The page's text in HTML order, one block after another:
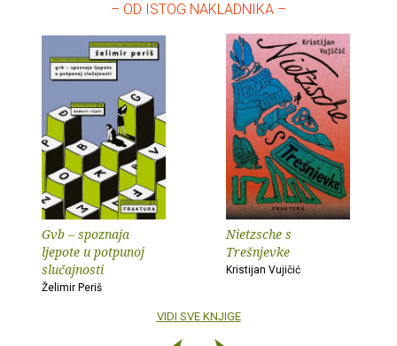
– OD ISTOG NAKLADNIKA –
Gvb – spoznaja
ljepote u potpunoj
slučajnosti
Želimir Periš
Nietzsche s
Trešnjevke
Kristijan Vujičić
VIDI SVE KNJIGE